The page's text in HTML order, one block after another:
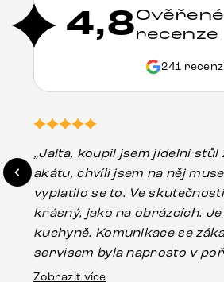
4,8Ověřené
recenze
241
„Jalta, koupil jsem jídelní stůl
akátu, chvíli jsem na něj
vyplatilo se to. Ve
krásný, jako na obrázcích. Je ozdobou naší
kuchyně. Komunikace se
servisem byla naprosto v
drobné poškození u nohy
Zobrazit více